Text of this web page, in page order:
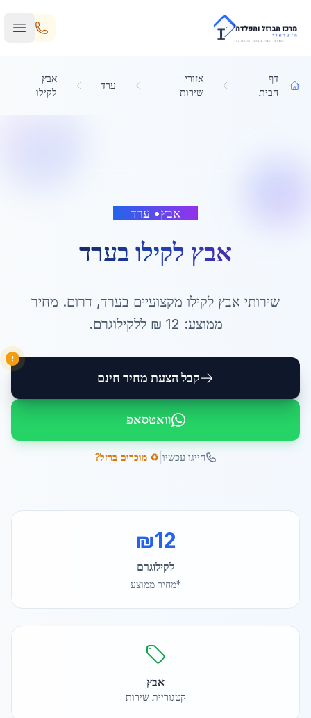
Skip to main content
דף
הבית
אזורי
שירות
ערד
אבץ
לקילו
אבץ• ערד
אבץ לקילו בערד
שירותי אבץ לקילו מקצועיים בערד, דרום. מחיר
ממוצע: 12 ₪ ללקילוגרם.
קבל הצעת מחיר חינם
!
וואטסאפ
חייגו עכשיו ♻️ מוכרים ברזל?
₪12
לקילוגרם
*מחיר ממוצע
אבץ
קטגוריית שירות